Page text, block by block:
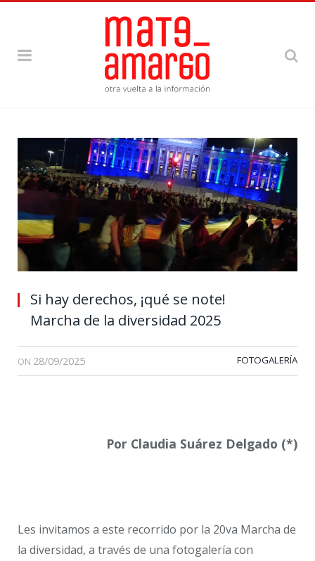
Si hay derechos, ¡qué se note!
Marcha de la diversidad 2025
ON 28/09/2025 FOTOGALERÍA
Por Claudia Suárez Delgado (*)
Les invitamos a este recorrido por la 20va Marcha de
la diversidad, a través de una fotogalería con